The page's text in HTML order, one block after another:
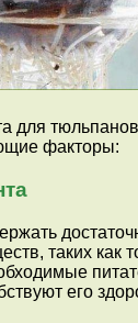
для
факторы:
таких как
его